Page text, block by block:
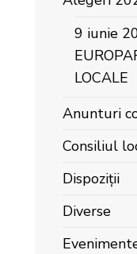
9 iunie
LOCALE
Anunturi
Consiliul
Dispoziții
Diverse